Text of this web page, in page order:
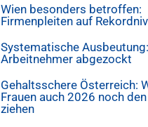
Wien besonders betroffen:
Firmenpleiten auf
Systematische
Arbeitnehmer abgezockt
Gehaltsschere Österreich:
Frauen auch 2026 noch
ziehen